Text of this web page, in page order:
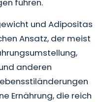
und Adipositas
Ansatz, der meist
anderen
Ernährung, die reich